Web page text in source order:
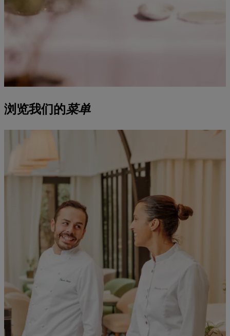
浏览我们的菜单